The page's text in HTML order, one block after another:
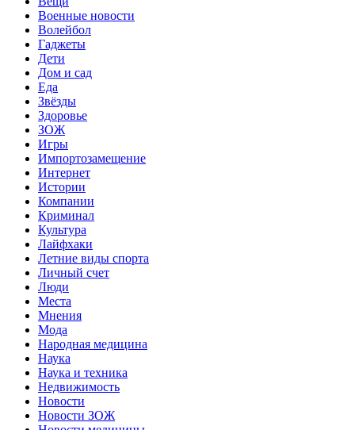
Военные новости
Волейбол
Гаджеты
Дети
Дом и сад
Еда
Звёзды
Здоровье
ЗОЖ
Игры
Импортозамещение
Интернет
Истории
Компании
Криминал
Культура
Лайфхаки
Летние виды спорта
Личный счет
Люди
Места
Мнения
Мода
Народная медицина
Наука
Наука и техника
Недвижимость
Новости
Новости ЗОЖ